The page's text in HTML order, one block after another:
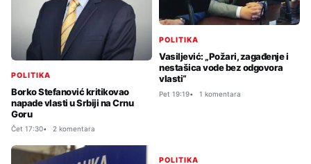
POLITIKA
Borko Stefanović kritikovao
napade vlasti u Srbiji na Crnu
Goru
Čet 17:30 2 komentara
POLITIKA
Vasiljević: „Požari, zagađenje i
nestašica vode bez odgovora
vlasti“
Pet 19:19 1 komentara
POLITIKA